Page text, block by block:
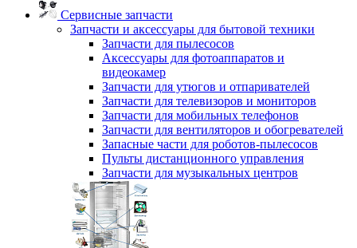
Сервисные запчасти
Запчасти и аксессуары для бытовой техники
Запчасти для пылесосов
Аксессуары для фотоаппаратов и
видеокамер
Запчасти для утюгов и отпаривателей
Запчасти для телевизоров и мониторов
Запчасти для мобильных телефонов
Запчасти для вентиляторов и обогревателей
Запасные части для роботов-пылесосов
Пульты дистанционного управления
Запчасти для музыкальных центров